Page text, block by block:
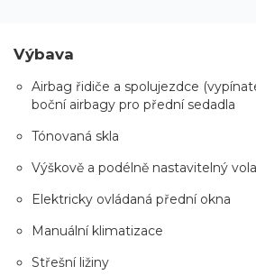
Výbava
Airbag řidiče a spolujezdce
boční airbagy pro přední sedadla
Tónovaná skla
Výškově a podélně nastavitelný
Elektricky ovládaná přední okna
Manuální klimatizace
Střešní ližiny